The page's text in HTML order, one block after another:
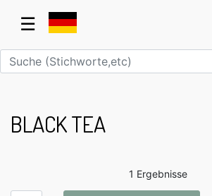
☰
BLACK TEA
1 Ergebnisse